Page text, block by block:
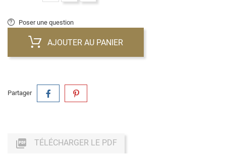
Poser une question
AJOUTER AU PANIER
Partager
 TÉLÉCHARGER LE PDF